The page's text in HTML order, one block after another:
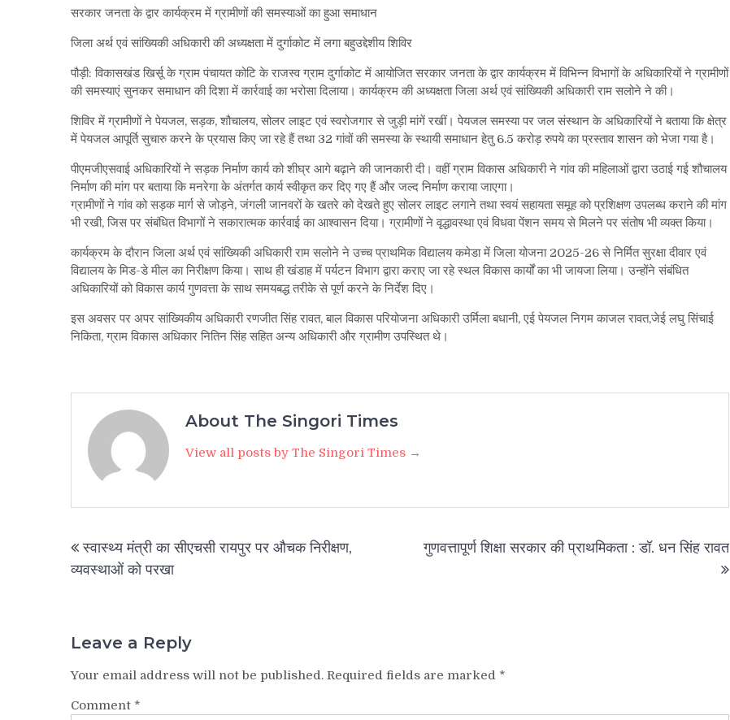
सरकार जनता के द्वार कार्यक्रम में ग्रामीणों की समस्याओं का हुआ समाधान
जिला अर्थ एवं सांख्यिकी अधिकारी की अध्यक्षता में दुर्गाकोट में लगा बहुउद्देशीय शिविर
पौड़ी: विकासखंड खिर्सू के ग्राम पंचायत कोटि के राजस्व ग्राम दुर्गाकोट में आयोजित सरकार जनता के द्वार कार्यक्रम में विभिन्न विभागों के अधिकारियों ने ग्रामीणों
की समस्याएं सुनकर समाधान की दिशा में कार्रवाई का भरोसा दिलाया। कार्यक्रम की अध्यक्षता जिला अर्थ एवं सांख्यिकी अधिकारी राम सलोने ने की।
शिविर में ग्रामीणों ने पेयजल, सड़क, शौचालय, सोलर लाइट एवं स्वरोजगार से जुड़ी मांगें रखीं। पेयजल समस्या पर जल संस्थान के अधिकारियों ने बताया कि क्षेत्र
में पेयजल आपूर्ति सुचारु करने के प्रयास किए जा रहे हैं तथा 32 गांवों की समस्या के स्थायी समाधान हेतु 6.5 करोड़ रुपये का प्रस्ताव शासन को भेजा गया है।
पीएमजीएसवाई अधिकारियों ने सड़क निर्माण कार्य को शीघ्र आगे बढ़ाने की जानकारी दी। वहीं ग्राम विकास अधिकारी ने गांव की महिलाओं द्वारा उठाई गई शौचालय
निर्माण की मांग पर बताया कि मनरेगा के अंतर्गत कार्य स्वीकृत कर दिए गए हैं और जल्द निर्माण कराया जाएगा।
ग्रामीणों ने गांव को सड़क मार्ग से जोड़ने, जंगली जानवरों के खतरे को देखते हुए सोलर लाइट लगाने तथा स्वयं सहायता समूह को प्रशिक्षण उपलब्ध कराने की मांग
भी रखी, जिस पर संबंधित विभागों ने सकारात्मक कार्रवाई का आश्वासन दिया। ग्रामीणों ने वृद्धावस्था एवं विधवा पेंशन समय से मिलने पर संतोष भी व्यक्त किया।
कार्यक्रम के दौरान जिला अर्थ एवं सांख्यिकी अधिकारी राम सलोने ने उच्च प्राथमिक विद्यालय कमेडा में जिला योजना 2025-26 से निर्मित सुरक्षा दीवार एवं
विद्यालय के मिड-डे मील का निरीक्षण किया। साथ ही खंडाह में पर्यटन विभाग द्वारा कराए जा रहे स्थल विकास कार्यों का भी जायजा लिया। उन्होंने संबंधित
अधिकारियों को विकास कार्य गुणवत्ता के साथ समयबद्ध तरीके से पूर्ण करने के निर्देश दिए।
इस अवसर पर अपर सांख्यिकीय अधिकारी रणजीत सिंह रावत, बाल विकास परियोजना अधिकारी उर्मिला बधानी, एई पेयजल निगम काजल रावत,जेई लघु सिंचाई
निकिता, ग्राम विकास अधिकार नितिन सिंह सहित अन्य अधिकारी और ग्रामीण उपस्थित थे।
About The Singori Times
View all posts by The Singori Times →
navigation
स्वास्थ्य मंत्री का सीएचसी रायपुर पर औचक निरीक्षण,
व्यवस्थाओं को परखा
गुणवत्तापूर्ण शिक्षा सरकार की प्राथमिकता : डॉ. धन सिंह रावत
Leave a Reply
Your email address will not be published. Required fields are marked *
Comment *